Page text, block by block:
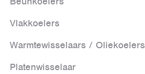
Vlakkoelers
Warmtewisselaars / Oliekoelers
Platenwisselaar